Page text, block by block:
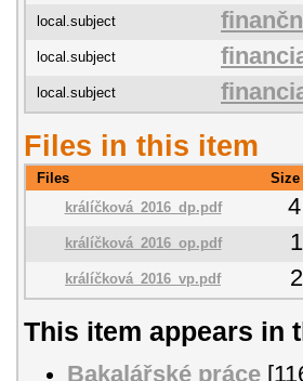
local.subject
local.subject
local.subject
Files in this item
Files Size
králíčková_2016_dp.pdf
králíčková_2016_op.pdf
králíčková_2016_vp.pdf
This item appears in
Bakalářské práce